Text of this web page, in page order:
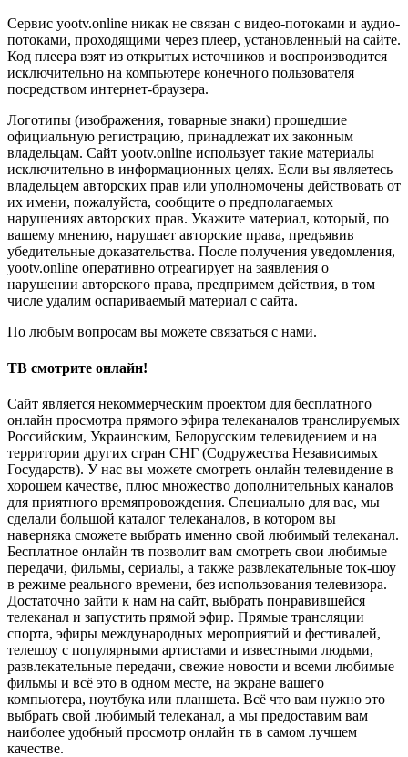
Сервис yootv.online никак не связан с видео-потоками и аудио-
потоками, проходящими через плеер, установленный на сайте.
Код плеера взят из открытых источников и воспроизводится
исключительно на компьютере конечного пользователя
посредством интернет-браузера.
Логотипы (изображения, товарные знаки) прошедшие
официальную регистрацию, принадлежат их законным
владельцам. Сайт yootv.online использует такие материалы
исключительно в информационных целях. Если вы являетесь
владельцем авторских прав или уполномочены действовать от
их имени, пожалуйста, сообщите о предполагаемых
нарушениях авторских прав. Укажите материал, который, по
вашему мнению, нарушает авторские права, предъявив
убедительные доказательства. После получения уведомления,
yootv.online оперативно отреагирует на заявления о
нарушении авторского права, предпримем действия, в том
числе удалим оспариваемый материал с сайта.
По любым вопросам вы можете связаться с нами.
ТВ смотрите онлайн!
Сайт является некоммерческим проектом для бесплатного
онлайн просмотра прямого эфира телеканалов транслируемых
Российским, Украинским, Белорусским телевидением и на
территории других стран СНГ (Содружества Независимых
Государств). У нас вы можете смотреть онлайн телевидение в
хорошем качестве, плюс множество дополнительных каналов
для приятного времяпровождения. Специально для вас, мы
сделали большой каталог телеканалов, в котором вы
наверняка сможете выбрать именно свой любимый телеканал.
Бесплатное онлайн тв позволит вам смотреть свои любимые
передачи, фильмы, сериалы, а также развлекательные ток-шоу
в режиме реального времени, без использования телевизора.
Достаточно зайти к нам на сайт, выбрать понравившейся
телеканал и запустить прямой эфир. Прямые трансляции
спорта, эфиры международных мероприятий и фестивалей,
телешоу с популярными артистами и известными людьми,
развлекательные передачи, свежие новости и всеми любимые
фильмы и всё это в одном месте, на экране вашего
компьютера, ноутбука или планшета. Всё что вам нужно это
выбрать свой любимый телеканал, а мы предоставим вам
наиболее удобный просмотр онлайн тв в самом лучшем
качестве.